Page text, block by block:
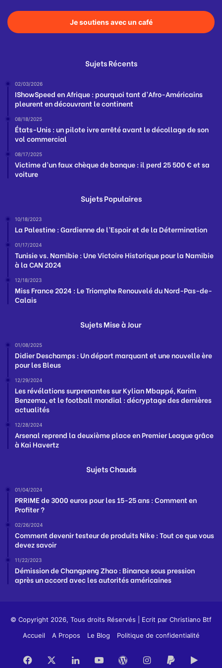
Je soutiens avec un café
Sujets Récents
02/03/2026
IShowSpeed en Afrique : pourquoi tant d’Afro-Américains
pleurent en découvrant le continent
08/18/2025
États-Unis : un pilote ivre arrêté avant le décollage de son
vol commercial
08/17/2025
Victime d’un faux chèque de banque : il perd 25 500 € et sa
voiture
Sujets Populaires
10/18/2023
La Palestine : Gardienne de l’Espoir et de la Détermination
01/17/2024
Tunisie vs. Namibie : Une Victoire Historique pour la Namibie
à la CAN 2024
12/18/2023
Miss France 2024 : Le Triomphe Renouvelé du Nord-Pas-de-
Calais
Sujets Mise à Jour
01/08/2025
Didier Deschamps : Un départ marquant et une nouvelle ère
pour les Bleus
12/29/2024
Les révélations surprenantes sur Kylian Mbappé, Karim
Benzema, et le football mondial : décryptage des dernières
actualités
12/28/2024
Arsenal reprend la deuxième place en Premier League grâce
à Kai Havertz
Sujets Chauds
01/04/2024
PRRIME de 3000 euros pour les 15-25 ans : Comment en
Profiter ?
02/26/2024
Comment devenir testeur de produits Nike : Tout ce que vous
devez savoir
11/22/2023
Démission de Changpeng Zhao : Binance sous pression
après un accord avec les autorités américaines
© Copyright 2026, Tous droits Réservés | Ecrit par Christiano Btf
Accueil
A Propos Le Blog Politique de confidentialité
Facebook LinkedinYouTubeWordPress
Instagram
PayPal